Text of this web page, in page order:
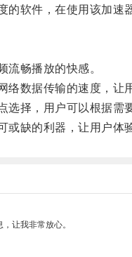
软件，在使用该加速
畅播放的快感。
数据传输的速度，让
择，用户可以根据需
缺的利器，让用户体
让我非常放心。